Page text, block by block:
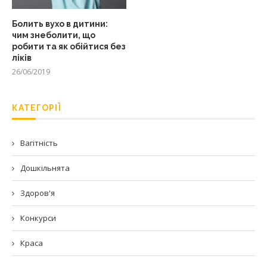
Болить вухо в дитини:
чим знеболити, що
робити та як обійтися без
ліків
26/06/2019
КАТЕГОРІЇ
Вагітність
Дошкільнята
Здоров'я
Конкурси
Краса